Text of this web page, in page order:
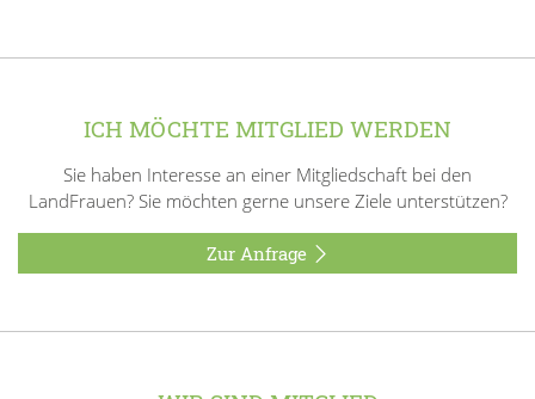
ICH MÖCHTE MITGLIED WERDEN
Sie haben Interesse an einer Mitgliedschaft bei den
LandFrauen? Sie möchten gerne unsere Ziele unterstützen?
Zur Anfrage